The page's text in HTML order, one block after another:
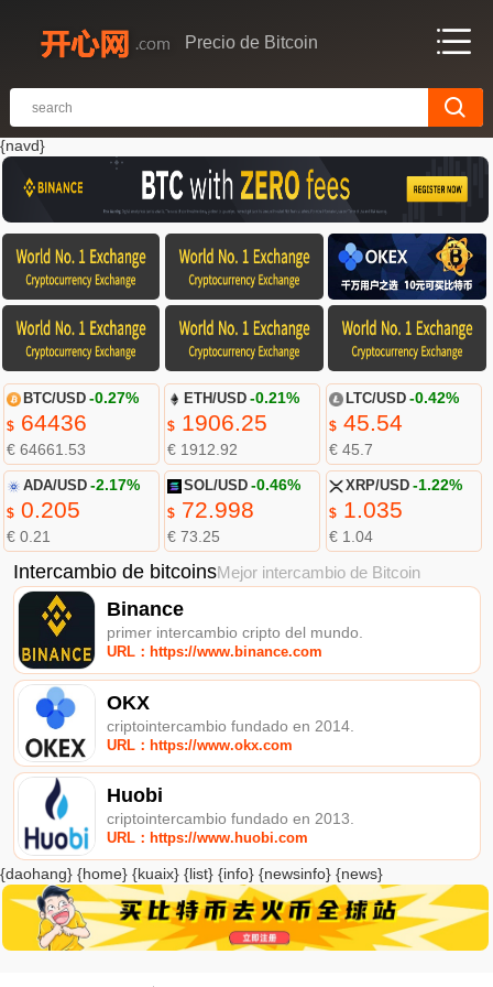
Precio de Bitcoin
{navd}
BTC/USD -0.27%
$64436
€ 64661.53
ETH/USD -0.21%
$ 1906.25
€ 1912.92
LTC/USD -0.42%
$45.54
€ 45.7
ADA/USD -2.17%
$0.205
€ 0.21
SOL/USD -0.46%
$ 72.998
€ 73.25
XRP/USD -1.22%
$1.035
€ 1.04
Intercambio de bitcoinsMejor intercambio de Bitcoin
Binance
primer intercambio cripto del mundo.
URL：https://www.binance.com
OKX
criptointercambio fundado en 2014.
URL：https://www.okx.com
Huobi
criptointercambio fundado en 2013.
URL：https://www.huobi.com
{daohang} {home} {kuaix} {list} {info} {newsinfo} {news}